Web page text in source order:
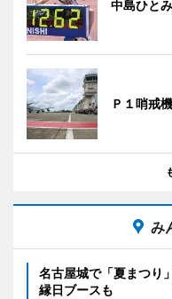
中島ひと
Ｐ１哨戒
み
名古屋城で「夏まつり
縁日ブースも